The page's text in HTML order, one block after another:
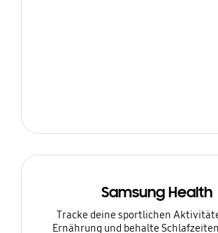
Samsung Health
Tracke deine sportlichen
Ernährung und behalte